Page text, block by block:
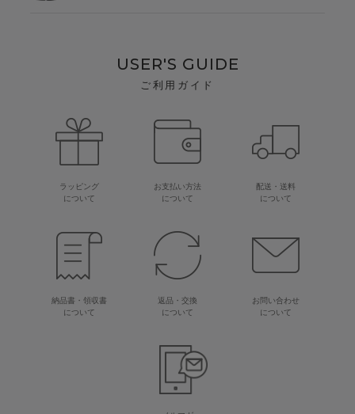
USER'S GUIDE
ご利用ガイド
ラッピング
について
お支払い方法
について
配送・送料
について
納品書・領収書
について
返品・交換
について
お問い合わせ
について